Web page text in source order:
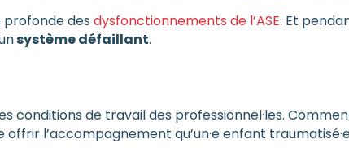
profonde desdysfonctionnements de l’ASE. Et
système défaillant.
conditions de travail des professionnel·les.
offrir l’accompagnement qu’un·e enfant